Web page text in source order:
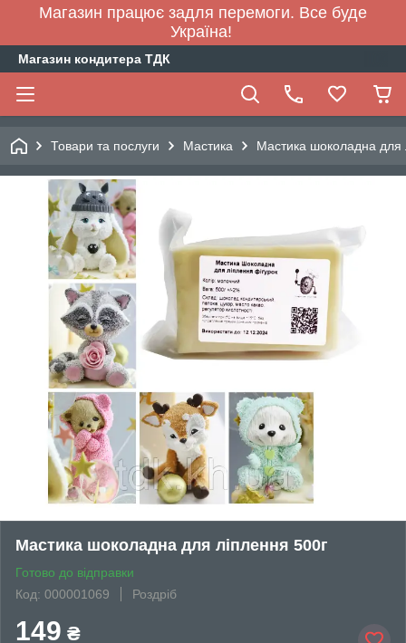
Магазин працює задля перемоги. Все буде
Україна!
Магазин кондитера ТДК
Товари та послуги Мастика Мастика шоколадна для
Мастика шоколадна для ліплення 500г
Готово до відправки
Код: 000001069
Роздріб
149 ₴